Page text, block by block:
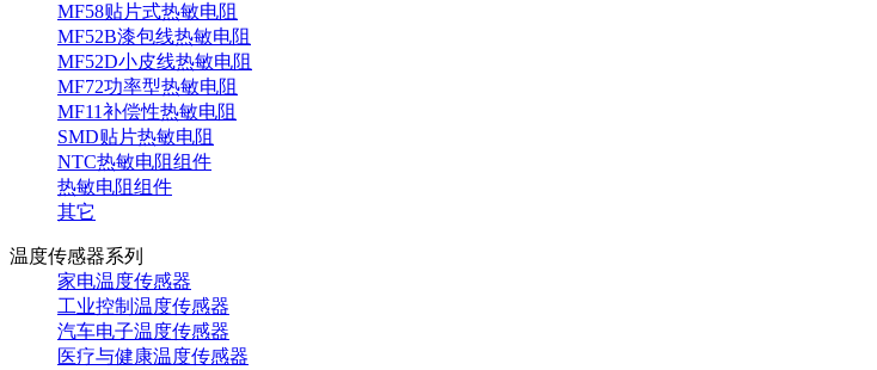
MF58贴片式热敏电阻
MF52B漆包线热敏电阻
MF52D小皮线热敏电阻
MF72功率型热敏电阻
MF11补偿性热敏电阻
SMD贴片热敏电阻
NTC热敏电阻组件
热敏电阻组件
其它
温度传感器系列
家电温度传感器
工业控制温度传感器
汽车电子温度传感器
医疗与健康温度传感器